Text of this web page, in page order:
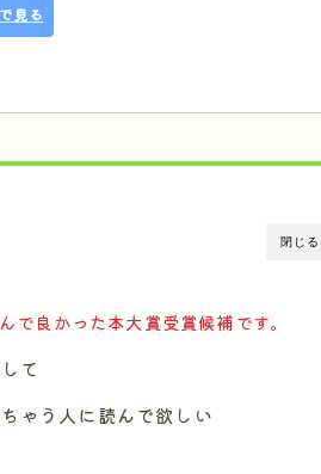
見る
閉じる
良かった本大賞受賞候補です。
て
ゃう人に読んで欲しい